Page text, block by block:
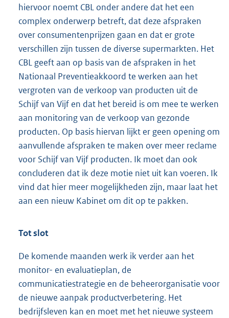
hiervoor noemt CBL onder andere dat het een
complex onderwerp betreft, dat deze afspraken
over consumentenprijzen gaan en dat er grote
verschillen zijn tussen de diverse supermarkten. Het
CBL geeft aan op basis van de afspraken in het
Nationaal Preventieakkoord te werken aan het
vergroten van de verkoop van producten uit de
Schijf van Vijf en dat het bereid is om mee te werken
aan monitoring van de verkoop van gezonde
producten. Op basis hiervan lijkt er geen opening om
aanvullende afspraken te maken over meer reclame
voor Schijf van Vijf producten. Ik moet dan ook
concluderen dat ik deze motie niet uit kan voeren. Ik
vind dat hier meer mogelijkheden zijn, maar laat het
aan een nieuw Kabinet om dit op te pakken.
Tot slot
De komende maanden werk ik verder aan het
monitor- en evaluatieplan, de
communicatiestrategie en de beheerorganisatie voor
de nieuwe aanpak productverbetering. Het
bedrijfsleven kan en moet met het nieuwe systeem